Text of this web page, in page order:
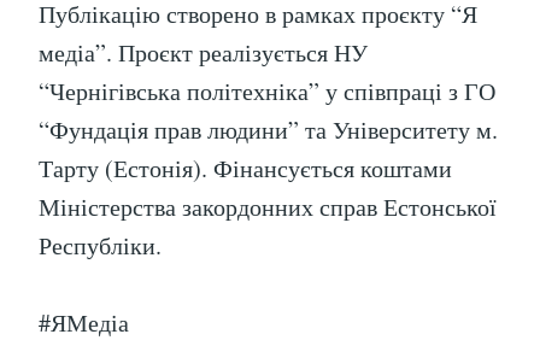
Публікацію створено в рамках проєкту “Я
медіа”. Проєкт реалізується НУ
“Чернігівська політехніка” у співпраці з ГО
“Фундація прав людини” та Університету м.
Тарту (Естонія). Фінансується коштами
Міністерства закордонних справ Естонської
Республіки.
#ЯМедіа